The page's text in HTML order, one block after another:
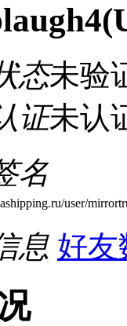
态未验
证未认
名
user/
息 好友